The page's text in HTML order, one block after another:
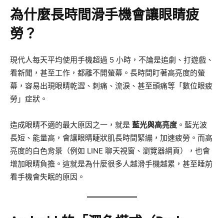
為什麼長時間滑手機會讓眼睛疲
勞？
現代人每天平均使用手機超過 5 小時，不論是追劇、打遊戲、
看新聞，甚至工作，都離不開螢幕。長時間盯著高亮度的螢
幕，容易出現眼睛乾澀、刺痛、流淚、甚至頭痛等「數位眼疲
勞」症狀。
造成眼睛不適的最大原因之一，就是 藍光與高亮度 。藍光波
長短、能量高，會讓眼睛睫狀肌長時間緊繃，加速疲勞。而高
亮度的白色背景（例如 LINE 聊天視窗、瀏覽器網頁），也會
增加眼睛負擔。這就是為什麼很多人越滑手機越累，甚至睡前
看手機會失眠的原因。